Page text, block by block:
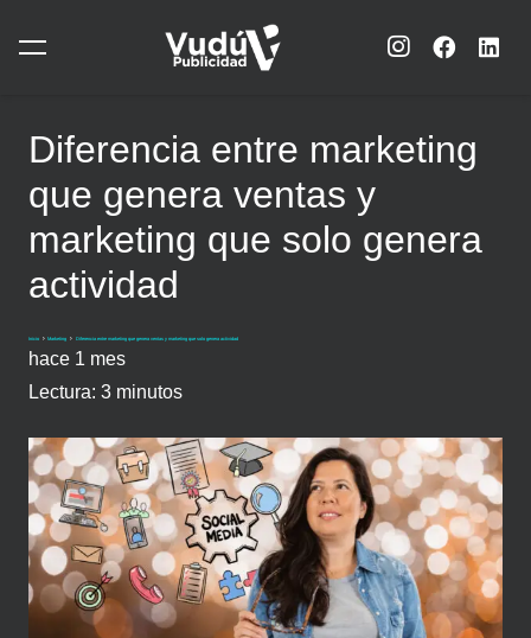
Diferencia entre marketing
que genera ventas y
marketing que solo genera
actividad
Inicio Marketing Diferencia entre marketing que genera ventas y marketing que solo genera actividad
hace 1 mes
Lectura: 3 minutos